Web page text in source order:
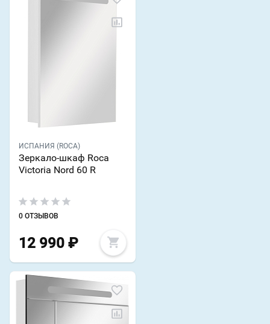
ИСПАНИЯ (ROCA)
Зеркало-шкаф Roca
Victoria Nord 60 R
0 ОТЗЫВОВ
12 990 ₽